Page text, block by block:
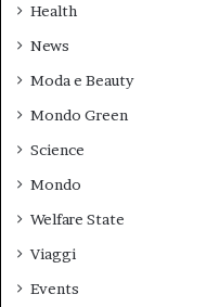
Health
News
Moda e Beauty
Mondo Green
Science
Mondo
Welfare State
Viaggi
Events